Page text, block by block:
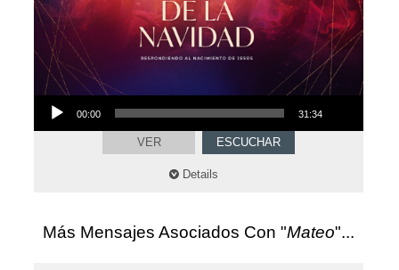
Audio
00:00 31:34
VER ESCUCHAR
Details
Más Mensajes Asociados Con "Mateo"...